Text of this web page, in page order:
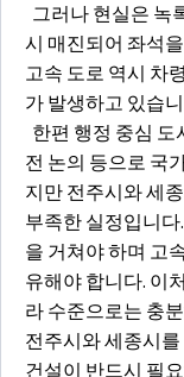
그러나 현실은 녹
시 매진되어 좌석
고속 도로 역시 차
가 발생하고 있습
한편 행정 중심 도
전 논의 등으로 국
지만 전주시와 세
부족한 실정입니
을 거쳐야 하며 고
유해야 합니다. 이
라 수준으로는 충
전주시와 세종시
건설이 반드시 필